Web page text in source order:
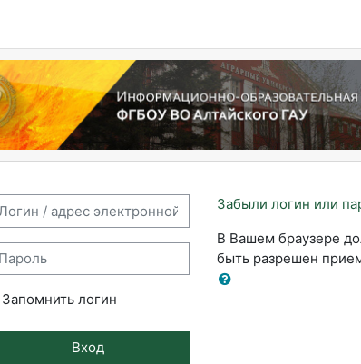
/ адрес электронной почты
Запомнить логин
Вход
Забыли логин или
В Вашем браузере
быть разрешен